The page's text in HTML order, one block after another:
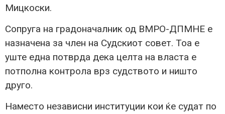
Мицкоски.
Сопруга на градоначалник од ВМРО-ДПМНЕ е
назначена за член на Судскиот совет. Тоа е
уште една потврда дека целта на власта е
потполна контрола врз судството и ништо
друго.
Наместо независни институции кои ќе судат по